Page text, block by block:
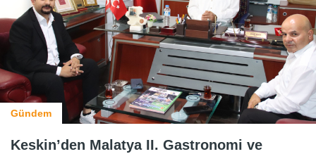
Gündem
Keskin’den Malatya II. Gastronomi ve